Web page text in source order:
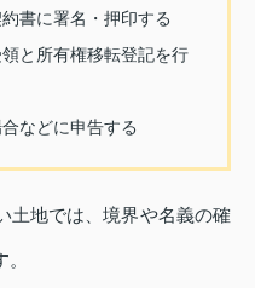
書に署名・押印する
領と所有権移転登記を行
などに申告する
土地では、境界や名義の確